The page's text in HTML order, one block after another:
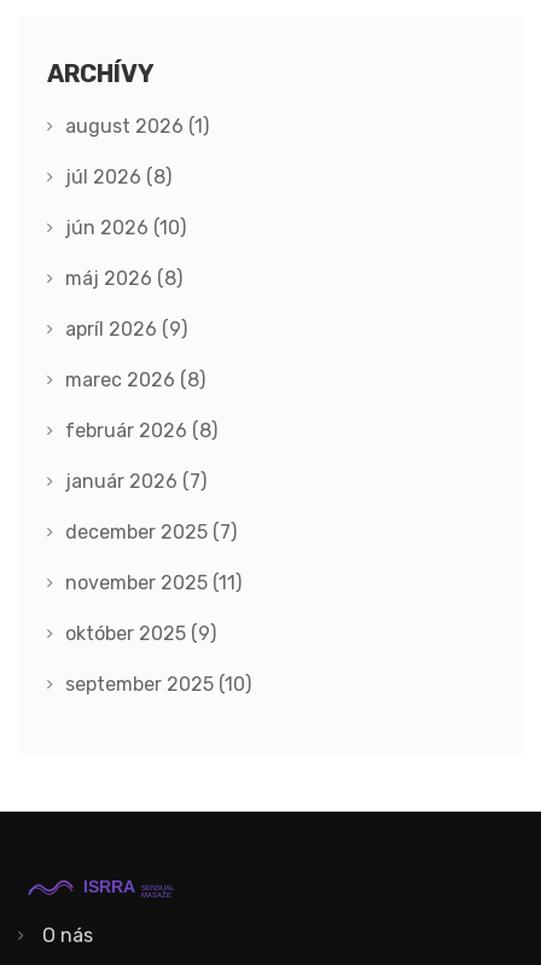
ARCHÍVY
august 2026 (1)
júl 2026 (8)
jún 2026 (10)
máj 2026 (8)
apríl 2026 (9)
marec 2026 (8)
február 2026 (8)
január 2026 (7)
december 2025 (7)
november 2025 (11)
október 2025 (9)
september 2025 (10)
O nás